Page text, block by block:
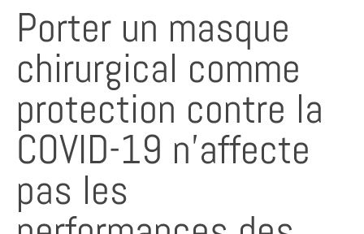
Porter un masque
chirurgical comme
protection contre la
COVID-19 n’affecte
pas les